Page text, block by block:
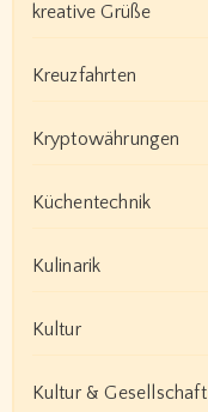
kreative Grüße
Kreuzfahrten
Kryptowährungen
Küchentechnik
Kulinarik
Kultur
Kultur & Gesellschaft